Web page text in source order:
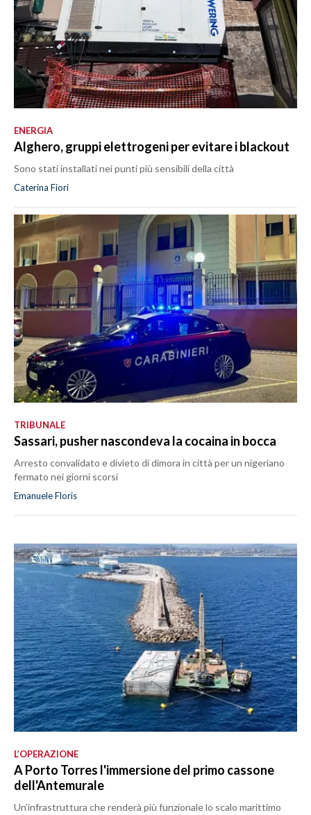
ENERGIA
Alghero, gruppi elettrogeni per evitare i blackout
Sono stati installati nei punti più sensibili della città
Caterina Fiori
TRIBUNALE
Sassari, pusher nascondeva la cocaina in bocca
Arresto convalidato e divieto di dimora in città per un nigeriano
fermato nei giorni scorsi
Emanuele Floris
L’OPERAZIONE
A Porto Torres l'immersione del primo cassone
dell'Antemurale
Un’infrastruttura che renderà più funzionale lo scalo marittimo